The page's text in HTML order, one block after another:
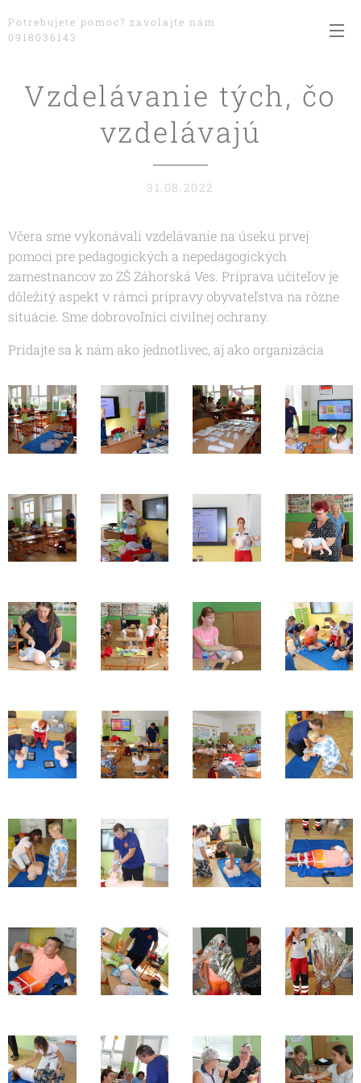
Potrebujete pomoc? zavolajte nám
0918036143
Vzdelávanie tých, čo
vzdelávajú
31.08.2022
Včera sme vykonávali vzdelávanie na úseku prvej
pomoci pre pedagogických a nepedagogických
zamestnancov zo ZŠ Záhorská Ves. Príprava učiteľov je
dôležitý aspekt v rámci prípravy obyvateľstva na rôzne
situácie. Sme dobrovoľníci civilnej ochrany.
Pridajte sa k nám ako jednotlivec, aj ako organizácia